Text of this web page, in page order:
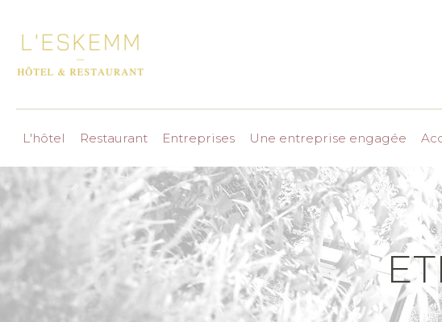
L'hôtel Restaurant Entreprises Une entreprise engagée